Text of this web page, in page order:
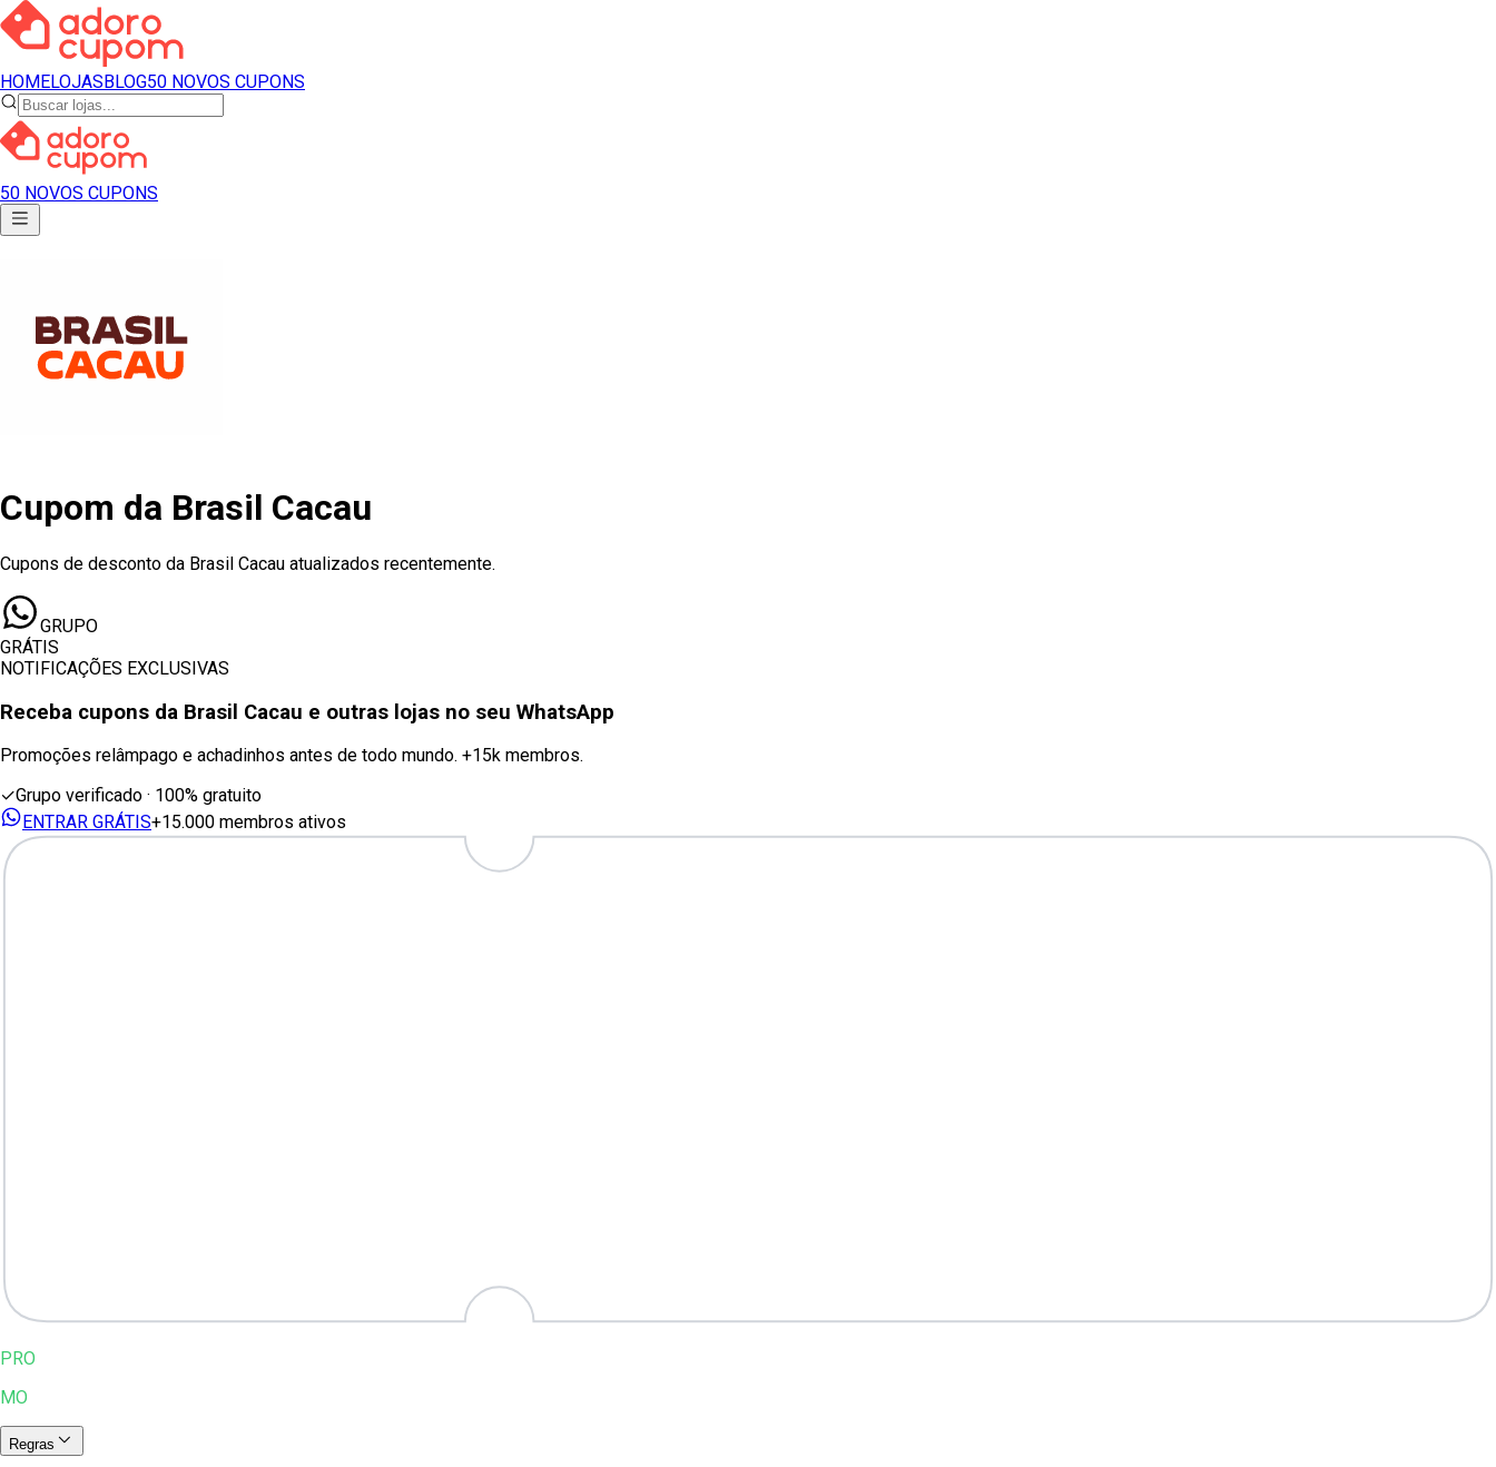
HOMELOJASBLOG50 NOVOS CUPONS
50 NOVOS CUPONS
Cupom da Brasil Cacau
Cupons de desconto da Brasil Cacau atualizados recentemente.
GRUPO
GRÁTIS
NOTIFICAÇÕES EXCLUSIVAS
Receba cupons da Brasil Cacau e outras lojas no seu WhatsApp
Promoções relâmpago e achadinhos antes de todo mundo. +15k membros.
✓Grupo verificado · 100% gratuito
ENTRAR GRÁTIS+15.000 membros ativos
PRO
MO
Regras